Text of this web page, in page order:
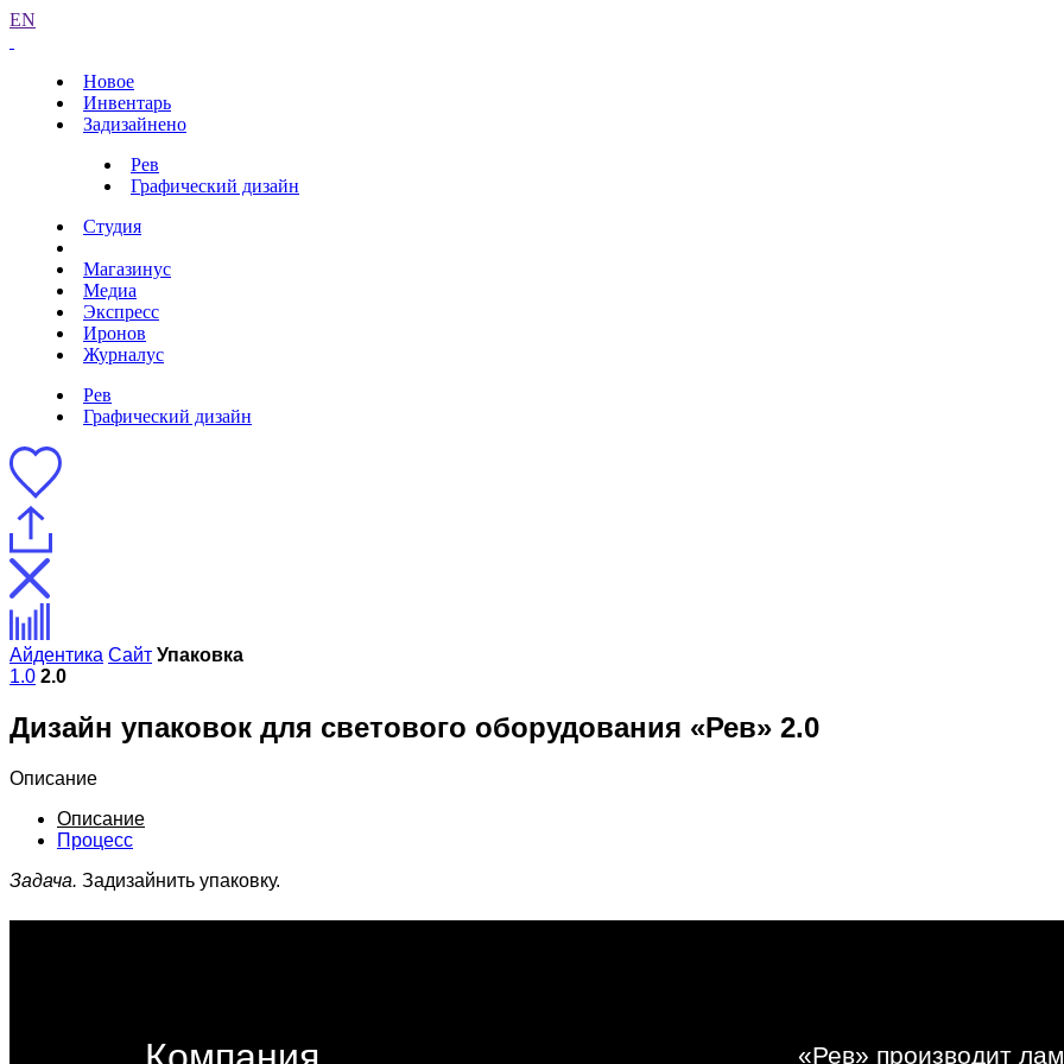
EN
Новое
Инвентарь
Задизайнено
Рев
Графический дизайн
Студия
Магазинус
Медиа
Экспресс
Иронов
Журналус
Рев
Графический дизайн
Айдентика Сайт Упаковка
1.0 2.0
Дизайн упаковок для светового оборудования «Рев» 2.0
Описание
Описание
Процесс
Задача. Задизайнить упаковку.
«Рев» производит